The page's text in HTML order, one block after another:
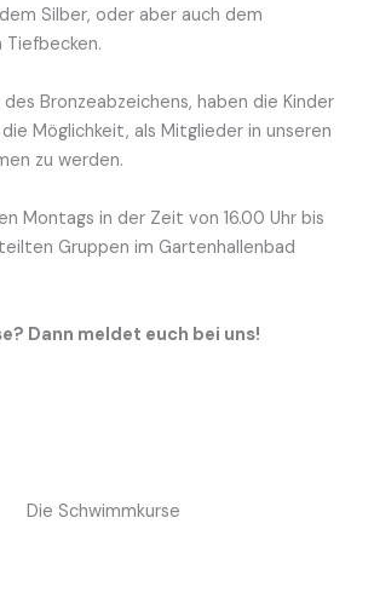
Silber, oder aber auch dem
Tiefbecken.
Bronzeabzeichens, haben die Kinder
Möglichkeit, als Mitglieder in unseren
zu werden.
Montags in der Zeit von 16.00 Uhr bis
Gruppen im Gartenhallenbad
Dann meldet euch bei uns!
Die Schwimmkurse